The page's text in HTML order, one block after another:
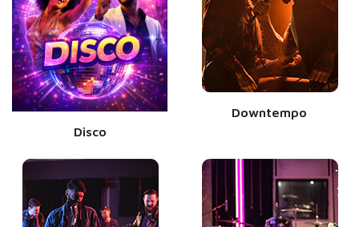
Disco
Downtempo